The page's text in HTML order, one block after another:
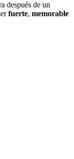
después de un
fuerte, memorable